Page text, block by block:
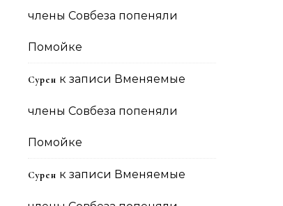
члены Совбеза попеняли
Помойке
Сурен к записи Вменяемые
члены Совбеза попеняли
Помойке
Сурен к записи Вменяемые